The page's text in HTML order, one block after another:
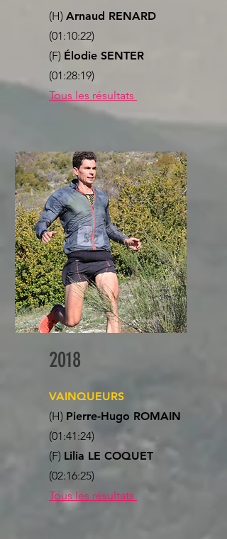
(H) Arnaud RENARD
(01:10:22)
(F) Élodie SENTER
(01:28:19)
Tous les résultats
2018
VAINQUEURS
(H) Pierre-Hugo ROMAIN
(01:41:24)
(F) Lilia LE COQUET
(02:16:25)
Tous les résultats